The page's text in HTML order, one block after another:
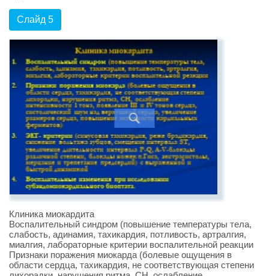
Слайд 5
Клиника миокардита
Воспалительный синдром (повышение температуры тела,
слабость, адинамия, тахикардия, потливость, артралгия,
миалгия, лабораторные критерии воспалительной реакции
Признаки поражения миокарда (болевые ощущения в
области сердца, тахикардия, не соответствующая степени